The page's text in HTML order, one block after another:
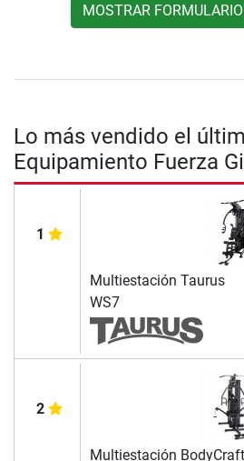
MOSTRAR
Lo más vendido el
Equipamiento Fuerza
1
Multiestación Taurus
WS7
2
Multiestación BodyCraft